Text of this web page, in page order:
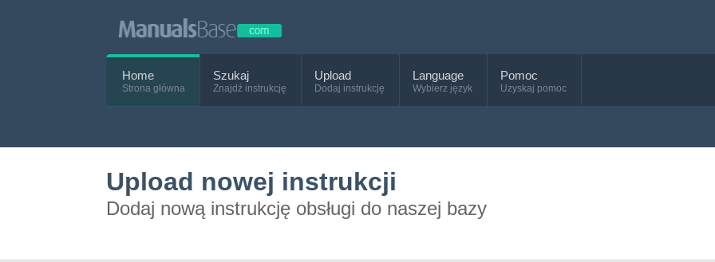
Home
Strona główna
Szukaj
Znajdź instrukcję
Upload
Dodaj instrukcję
Language
Wybierz język
Pomoc
Uzyskaj pomoc
Upload nowej instrukcji
Dodaj nową instrukcję obsługi do naszej bazy